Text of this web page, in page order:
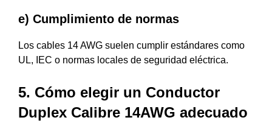
e) Cumplimiento de normas
Los cables 14 AWG suelen cumplir estándares como
UL, IEC o normas locales de seguridad eléctrica.
5. Cómo elegir un Conductor
Duplex Calibre 14AWG adecuado